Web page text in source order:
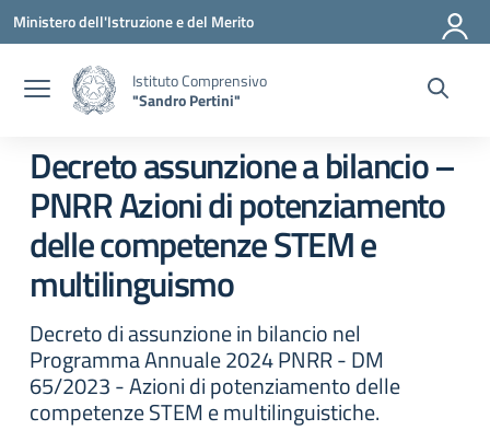
Vai ai contenuti
Vai al menu di navigazione
Vai al footer
Ministero dell'Istruzione e del Merito
Istituto Comprensivo
"Sandro Pertini"
Decreto assunzione a bilancio –
PNRR Azioni di potenziamento
delle competenze STEM e
multilinguismo
Decreto di assunzione in bilancio nel
Programma Annuale 2024 PNRR - DM
65/2023 - Azioni di potenziamento delle
competenze STEM e multilinguistiche.